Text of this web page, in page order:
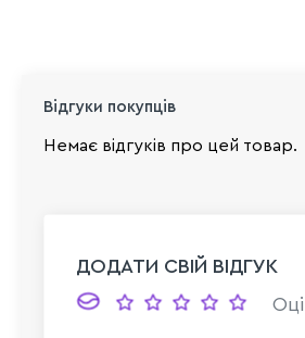
Відгуки покупців
Немає відгуків про цей товар.
ДОДАТИ СВІЙ ВІДГУК